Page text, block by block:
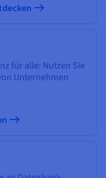
für alle: Nutzen Sie
Unternehmen